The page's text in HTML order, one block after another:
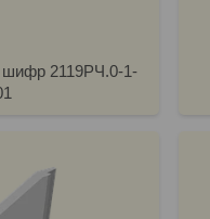
шифр 2119РЧ.0-1-